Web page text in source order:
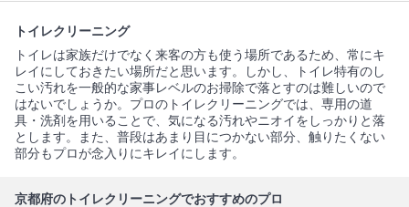
トイレクリーニング
トイレは家族だけでなく来客の方も使う場所であるため、常にキ
レイにしておきたい場所だと思います。しかし、トイレ特有のし
こい汚れを一般的な家事レベルのお掃除で落とすのは難しいので
はないでしょうか。プロのトイレクリーニングでは、専用の道
具・洗剤を用いることで、気になる汚れやニオイをしっかりと落
とします。また、普段はあまり目につかない部分、触りたくない
部分もプロが念入りにキレイにします。
京都府のトイレクリーニングでおすすめのプロ